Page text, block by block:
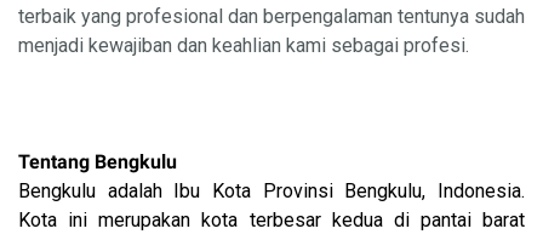
terbaik yang profesional dan berpengalaman tentunya sudah
menjadi kewajiban dan keahlian kami sebagai profesi.
Tentang Bengkulu
Bengkulu adalah Ibu Kota Provinsi Bengkulu, Indonesia.
Kota ini merupakan kota terbesar kedua di pantai barat